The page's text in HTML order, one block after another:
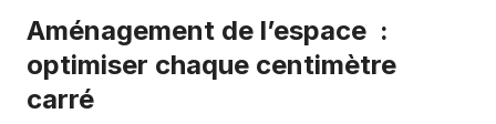
Aménagement de l’espace :
optimiser chaque centimètre
carré